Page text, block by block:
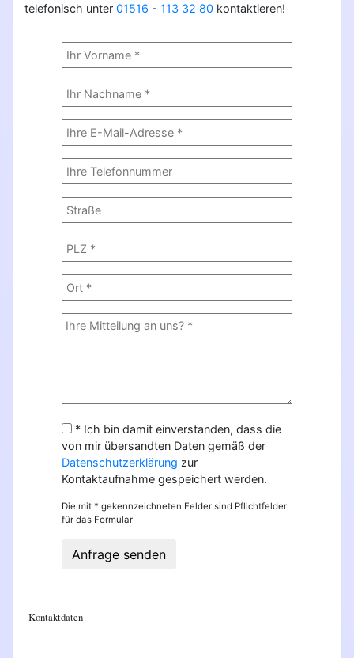
telefonisch unter 01516 - 113 32 80 kontaktieren!
* Ich bin damit einverstanden, dass die
von mir übersandten Daten gemäß der
Datenschutzerklärung zur
Kontaktaufnahme gespeichert werden.
Die mit * gekennzeichneten Felder sind Pflichtfelder
für das Formular
Anfrage senden
Kontaktdaten